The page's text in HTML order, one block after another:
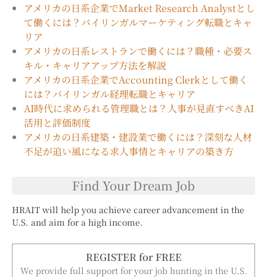
アメリカの日系企業でMarket Research Analystとし
て働くには？バイリンガルマーケティング転職とキャ
リア
アメリカの日系レストランで働くには？職種・必要ス
キル・キャリアアップ方法を解説
アメリカの日系企業でAccounting Clerkとして働く
には？バイリンガル経理転職とキャリア
AI時代に求められる管理職とは？人事が見直すべきAI
活用と評価制度
アメリカの日系建築・建設業で働くには？深刻な人材
不足が追い風になる求人事情とキャリアの築き方
Find Your Dream Job
HRAIT will help you achieve career advancement in the
U.S. and aim for a high income.
REGISTER for FREE
We provide full support for your job hunting in the U.S.